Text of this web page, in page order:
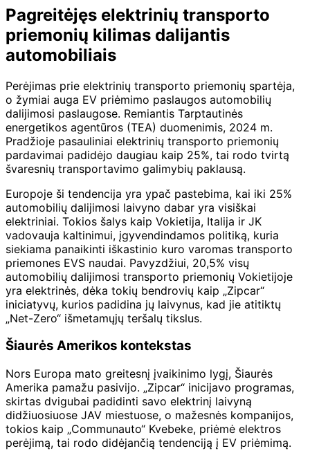
Pagreitėjęs elektrinių transporto
priemonių kilimas dalijantis
automobiliais
Perėjimas prie elektrinių transporto priemonių spartėja,
o žymiai auga EV priėmimo paslaugos automobilių
dalijimosi paslaugose. Remiantis Tarptautinės
energetikos agentūros (TEA) duomenimis, 2024 m.
Pradžioje pasauliniai elektrinių transporto priemonių
pardavimai padidėjo daugiau kaip 25%, tai rodo tvirtą
švaresnių transportavimo galimybių paklausą.
Europoje ši tendencija yra ypač pastebima, kai iki 25%
automobilių dalijimosi laivyno dabar yra visiškai
elektriniai. Tokios šalys kaip Vokietija, Italija ir JK
vadovauja kaltinimui, įgyvendindamos politiką, kuria
siekiama panaikinti iškastinio kuro varomas transporto
priemones EVS naudai. Pavyzdžiui, 20,5% visų
automobilių dalijimosi transporto priemonių Vokietijoje
yra elektrinės, dėka tokių bendrovių kaip „Zipcar“
iniciatyvų, kurios padidina jų laivynus, kad jie atitiktų
„Net-Zero“ išmetamųjų teršalų tikslus.
Šiaurės Amerikos kontekstas
Nors Europa mato greitesnį įvaikinimo lygį, Šiaurės
Amerika pamažu pasivijo. „Zipcar“ inicijavo programas,
skirtas dvigubai padidinti savo elektrinį laivyną
didžiuosiuose JAV miestuose, o mažesnės kompanijos,
tokios kaip „Communauto“ Kvebeke, priėmė elektros
perėjimą, tai rodo didėjančią tendenciją į EV priėmimą.